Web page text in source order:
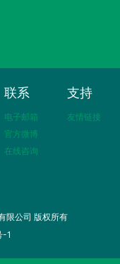
联系
电子邮箱
官方微博
在线咨询
支持
友情链接
限公司 版权所有
-1